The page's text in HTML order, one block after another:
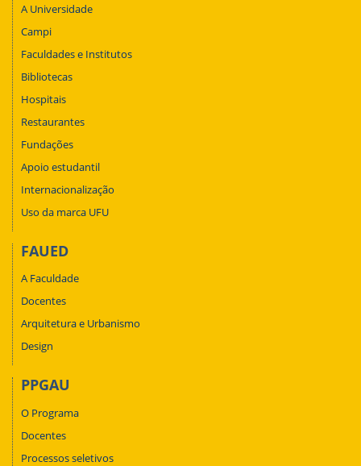
A Universidade
Campi
Faculdades e Institutos
Bibliotecas
Hospitais
Restaurantes
Fundações
Apoio estudantil
Internacionalização
Uso da marca UFU
FAUED
A Faculdade
Docentes
Arquitetura e Urbanismo
Design
PPGAU
O Programa
Docentes
Processos seletivos